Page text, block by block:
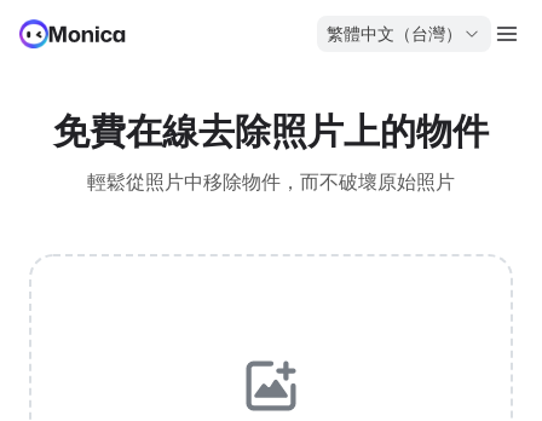
繁體中文（台灣）
免費在線去除照片上的物件
輕鬆從照片中移除物件，而不破壞原始照片